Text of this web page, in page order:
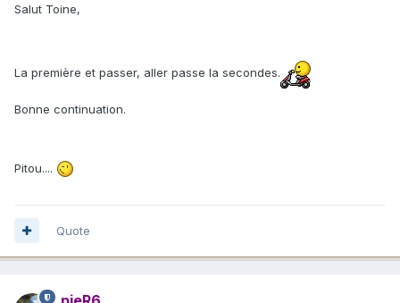
Salut Toine,
La première et passer, aller passe la secondes.
Bonne continuation.
Pitou....
Quote